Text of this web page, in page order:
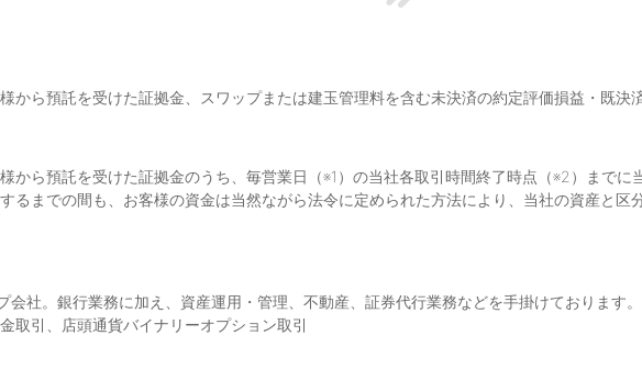
から預託を受けた証拠金、スワップまたは建玉管理料を含む未決済の約定評価損益・既決
から預託を受けた証拠金のうち、毎営業日（※1）の当社各取引時間終了時点（※2）までに
るまでの間も、お客様の資金は当然ながら法令に定められた方法により、当社の資産と区
会社。銀行業務に加え、資産運用・管理、不動産、証券代行業務などを手掛けております。
取引、店頭通貨バイナリーオプション取引